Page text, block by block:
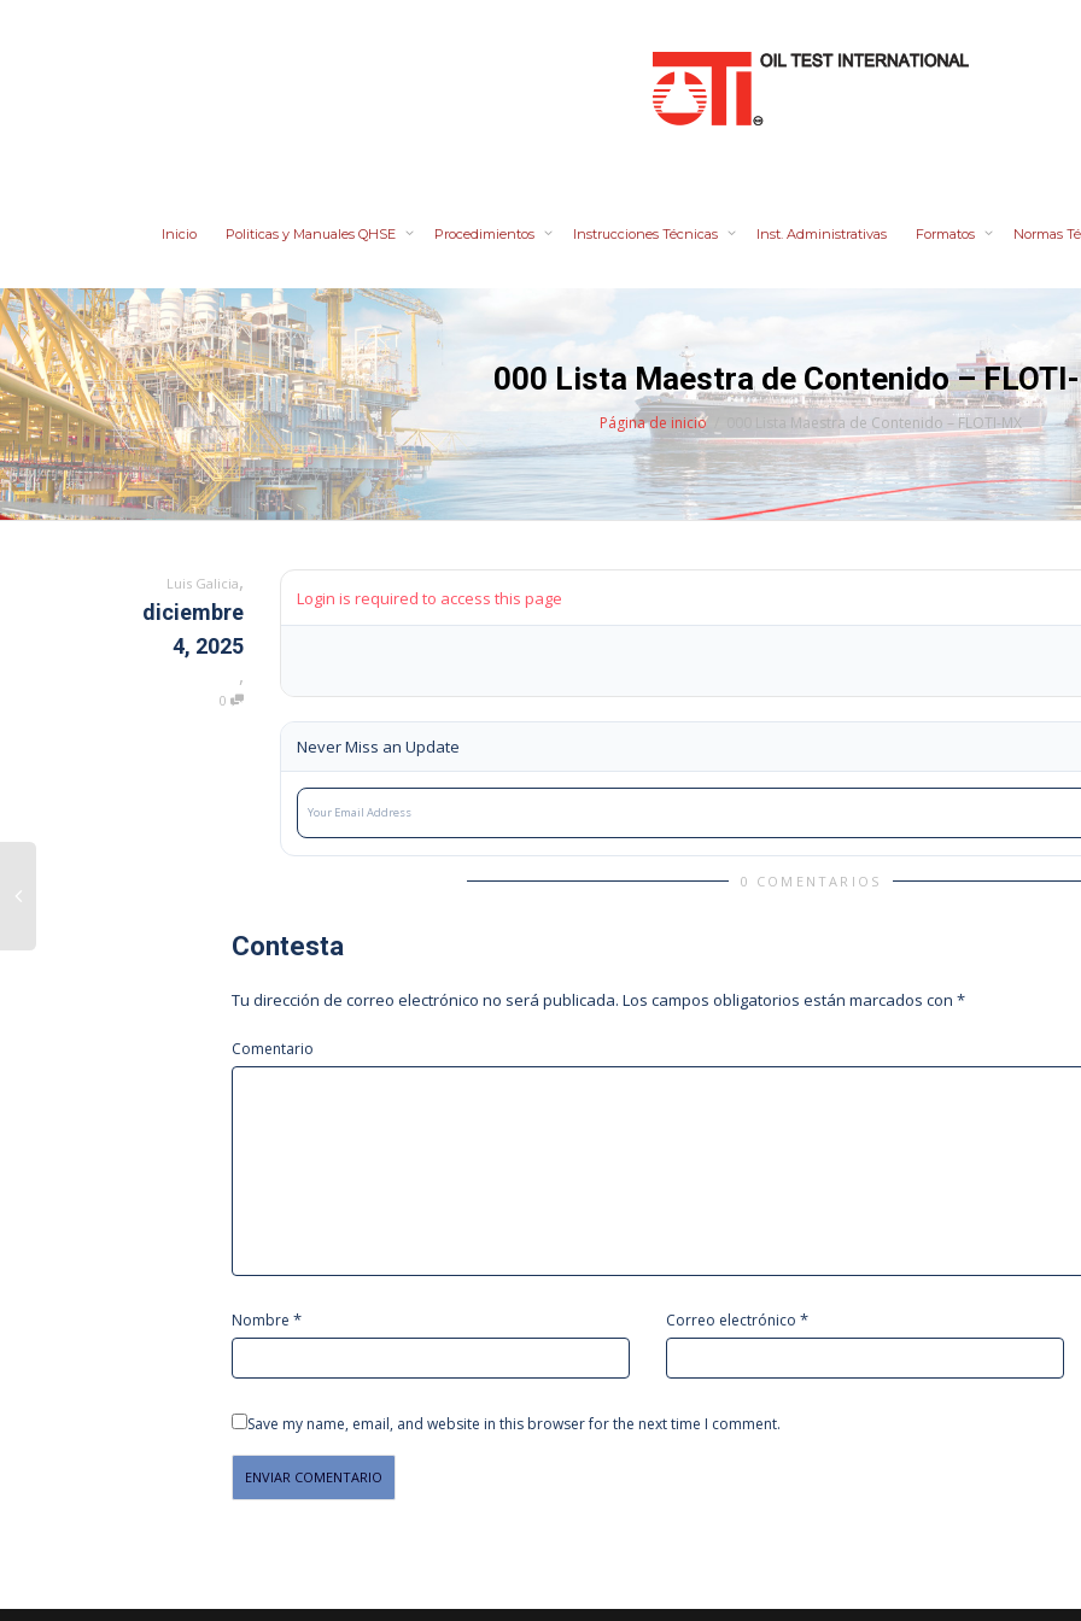
Inicio Politicas y Manuales QHSE Procedimientos Instrucciones Técnicas Inst. Administrativas Formatos Normas
000 Lista Maestra de Contenido –
Página de inicio 000 Lista Maestra de Contenido – FLOTI-MX
Luis Galicia,
diciembre
4, 2025
,
0
Login is required to access this page
Never Miss an Update
0 COMENTARIOS
Contesta
Tu dirección de correo electrónico no será publicada. Los campos obligatorios están marcados con *
Comentario
Nombre * Correo electrónico *
Save my name, email, and website in this browser for the next time I comment.